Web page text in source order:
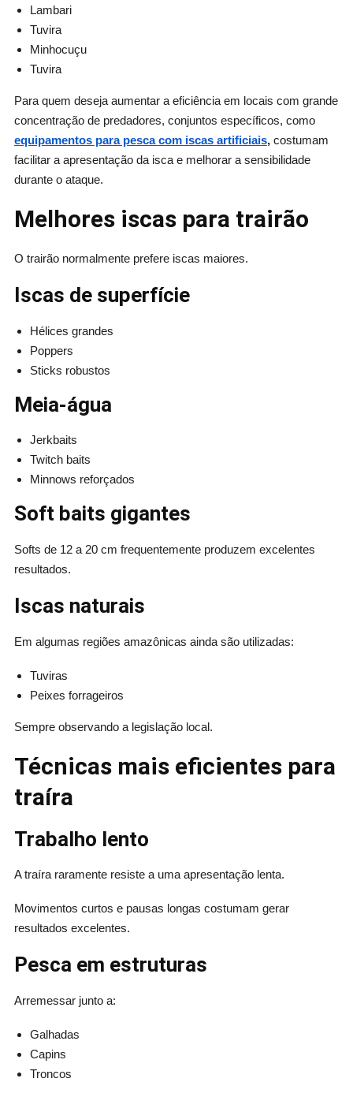
Lambari
Tuvira
Minhocuçu
Tuvira
Para quem deseja aumentar a eficiência em locais com grande
concentração de predadores, conjuntos específicos, como
equipamentos para pesca com iscas artificiais,costumam
facilitar a apresentação da isca e melhorar a sensibilidade
durante o ataque.
Melhores iscas para trairão
O trairão normalmente prefere iscas maiores.
Iscas de superfície
Hélices grandes
Poppers
Sticks robustos
Meia-água
Jerkbaits
Twitch baits
Minnows reforçados
Soft baits gigantes
Softs de 12 a 20 cm frequentemente produzem excelentes
resultados.
Iscas naturais
Em algumas regiões amazônicas ainda são utilizadas:
Tuviras
Peixes forrageiros
Sempre observando a legislação local.
Técnicas mais eficientes para
traíra
Trabalho lento
A traíra raramente resiste a uma apresentação lenta.
Movimentos curtos e pausas longas costumam gerar
resultados excelentes.
Pesca em estruturas
Arremessar junto a:
Galhadas
Capins
Troncos